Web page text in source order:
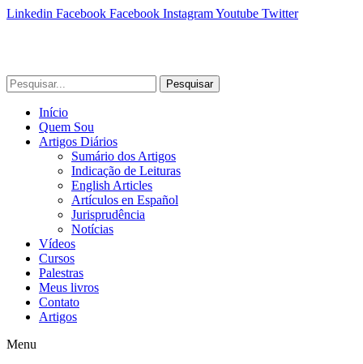
Linkedin Facebook Facebook InstagramYoutube Twitter
Pesquisar
Início
Quem Sou
Artigos Diários
Sumário dos Artigos
Indicação de Leituras
English Articles
Artículos en Español
Jurisprudência
Notícias
Vídeos
Cursos
Palestras
Meus livros
Contato
Artigos
Menu